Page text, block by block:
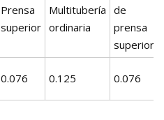
Prensa
superior
Multitubería
ordinaria
de
prensa
superior
0.076 0.125 0.076